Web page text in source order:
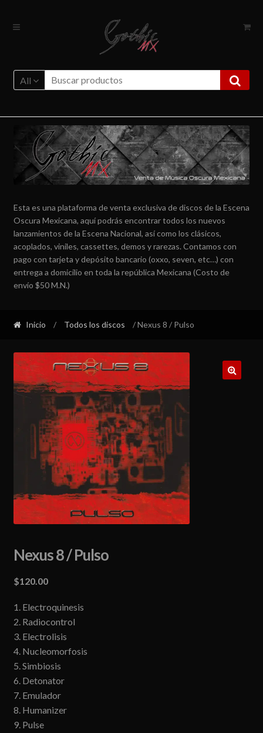
Ir
Ir
All
Esta es una plataforma de venta exclusiva de discos de la Escena
Oscura Mexicana, aquí podrás encontrar todos los nuevos
lanzamientos de la Escena Nacional, así como los clásicos,
acoplados, viniles, cassettes, demos y rarezas. Contamos con
pago con tarjeta y depósito bancario (oxxo, seven, etc…) con
entrega a domicilio en toda la república Mexicana (Costo de
envío $50 M.N.)
Inicio / Todos los discos / Nexus 8 / Pulso
Nexus 8 / Pulso
$120.00
1. Electroquinesis
2. Radiocontrol
3. Electrolisis
4. Nucleomorfosis
5. Simbiosis
6. Detonator
7. Emulador
8. Humanizer
9. Pulse